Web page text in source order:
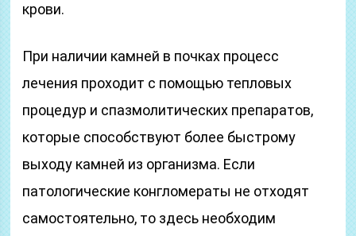
крови.
При наличии камней в почках процесс
лечения проходит с помощью тепловых
процедур и спазмолитических препаратов,
которые способствуют более быстрому
выходу камней из организма. Если
патологические конгломераты не отходят
самостоятельно, то здесь необходим